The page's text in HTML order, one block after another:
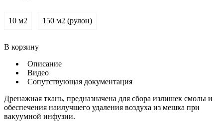
10 м2 150 м2 (рулон)
В корзину
Описание
Видео
Сопутствующая документация
Дренажная ткань, предназначена для сбора излишек смолы и
обеспечения наилучшего удаления воздуха из мешка при
вакуумной инфузии.